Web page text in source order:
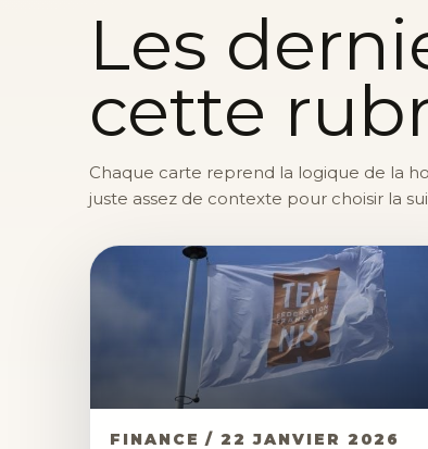
Les
cette
Chaque carte reprend la logique de la
juste assez de contexte pour choisir la
FINANCE / 22 JANVIER 2026